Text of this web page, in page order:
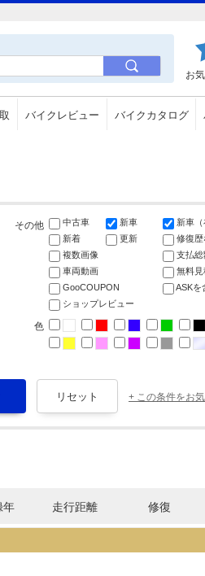
お
バイクレビュー バイクカタログ
その他 中古車 新車
新車（
新着
更新
修復歴
複数画像
支払総
車両動画
無料
GooCOUPON
ASKを
ショップレビュー
色
+ この条件をお
年 走行距離 修復